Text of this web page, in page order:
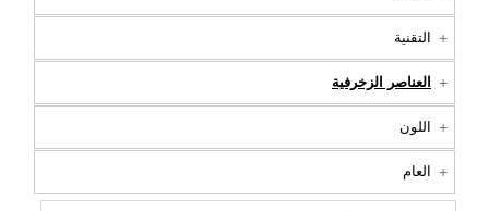
التقنية
العناصر الزخرفية
اللون
العام